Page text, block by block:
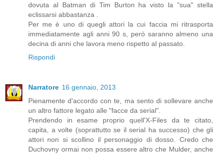
dovuta al Batman di Tim Burton ha visto la "sua" stella
eclissarsi abbastanza .
Per me è uno di quegli attori la cui faccia mi ritrasporta
immediatamente agli anni 90 s, però saranno almeno una
decina di anni che lavora meno rispetto al passato.
Rispondi
Narratore 16 gennaio, 2013
Pienamente d'accordo con te, ma sento di sollevare anche
un altro fattore legato alle "facce da serial".
Prendendo in esame proprio quell'X-Files da te citato,
capita, a volte (soprattutto se il serial ha successo) che gli
attori non si scollino il personaggio di dosso. Credo che
Duchovny ormai non possa essere altro che Mulder, anche